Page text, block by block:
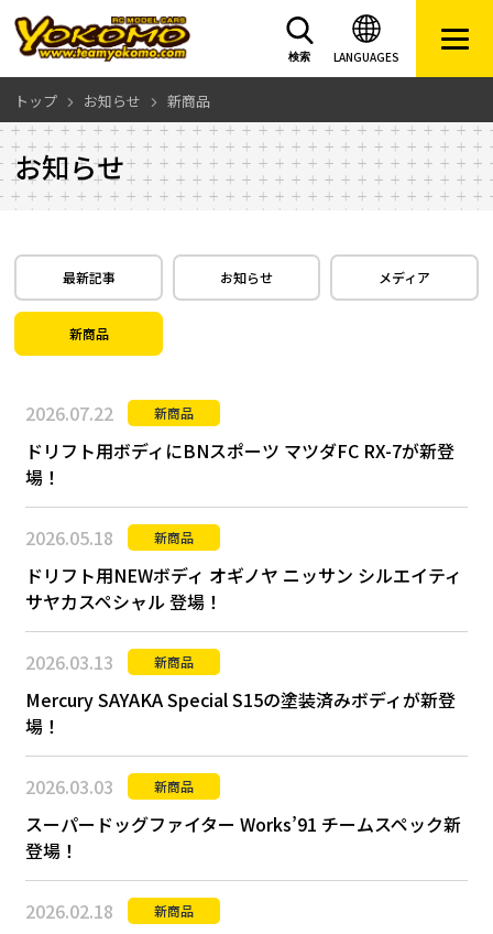
LANGUAGES
検索
トップ お知らせ 新商品
お知らせ
最新記事 お知らせ メディア
新商品
2026.07.22 新商品
ドリフト用ボディにBNスポーツ マツダFC RX-7が新登
場！
2026.05.18 新商品
ドリフト用NEWボディ オギノヤ ニッサン シルエイティ
サヤカスペシャル 登場！
2026.03.13 新商品
Mercury SAYAKA Special S15の塗装済みボディが新登
場！
2026.03.03 新商品
スーパードッグファイター Works’91 チームスペック新
登場！
2026.02.18 新商品